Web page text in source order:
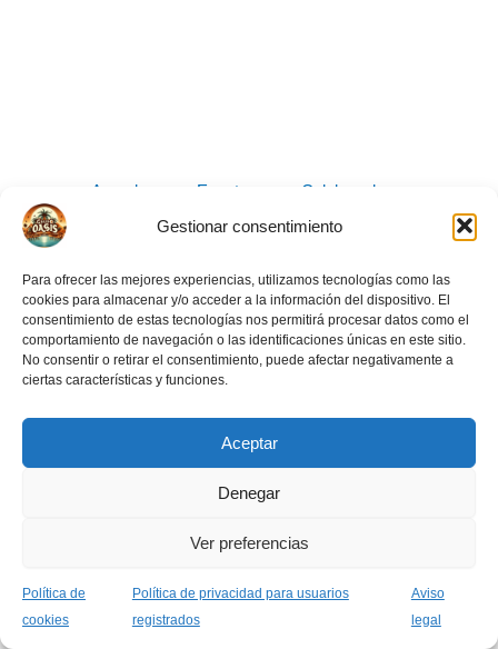
Gestionar consentimiento
Para ofrecer las mejores experiencias, utilizamos tecnologías como las
cookies para almacenar y/o acceder a la información del dispositivo. El
consentimiento de estas tecnologías nos permitirá procesar datos como el
comportamiento de navegación o las identificaciones únicas en este sitio.
No consentir o retirar el consentimiento, puede afectar negativamente a
ciertas características y funciones.
Aceptar
Denegar
Ver preferencias
Política de
cookies
Política de privacidad para usuarios
registrados
Aviso
legal
Acceder Eventos
Colaboradores
Carnet OASIS
Crea tu evento
Aviso legal
Política de privacidad usuarios
Todos los derechos © 2026 Asociación Grupo Oasis